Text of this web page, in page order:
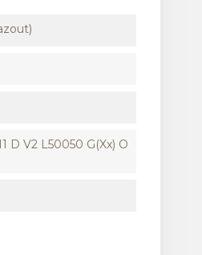
D V2 L50050 G(xx) O